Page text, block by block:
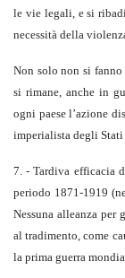
le vie legali, e si
necessità della
Non solo non si
si rimane, anche in
ogni paese l’azione
imperialista degli
7. - Tardiva efficacia
periodo 1871-1919
Nessuna alleanza per
al tradimento, come
la prima guerra